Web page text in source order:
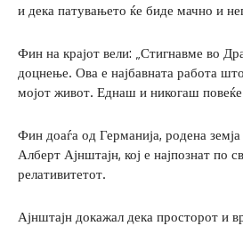
и дека патувањето ќе биде мачно и
Фин на крајот вели: „Стигнавме во
доцнење. Ова е најбавната работа
мојот живот. Еднаш и никогаш
Фин доаѓа од Германија, родена
Алберт Ајнштајн, кој е најпознат по
релативитетот.
Ајнштајн докажал дека просторот и